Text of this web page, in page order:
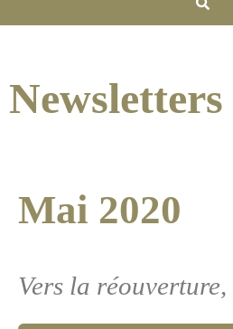
Newsletters
Mai 2020
Vers la réouverture,